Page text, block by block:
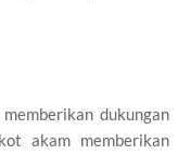
dukungan
akam memberikan